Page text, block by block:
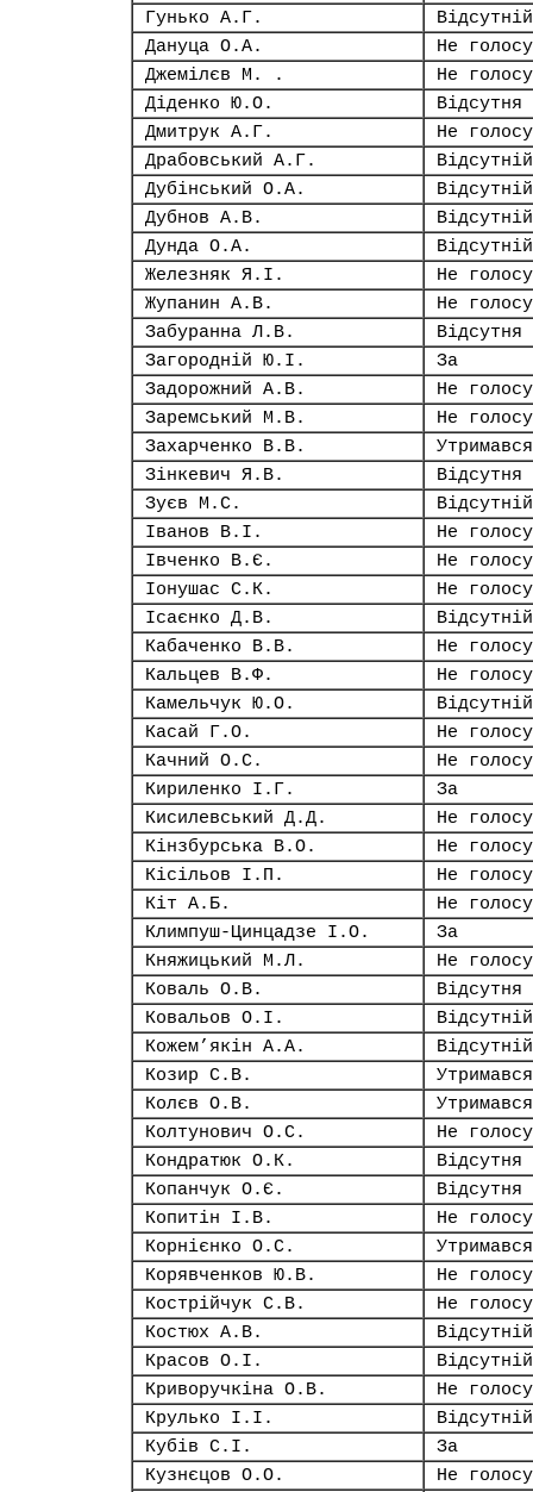
Гунько А.Г.
Відсутній
Дануца О.А.
Не
Джемілєв М. .
Не
Діденко Ю.О.
Відсутня
Дмитрук А.Г.
Не
Драбовський А.Г.
Відсутній
Дубінський О.А.
Відсутній
Дубнов А.В.
Відсутній
Дунда О.А.
Відсутній
Железняк Я.І.
Не
Жупанин А.В.
Не
Забуранна Л.В.
Відсутня
Загородній Ю.І.
За
Задорожний А.В.
Не
Заремський М.В.
Не
Захарченко В.В.
Утримався
Зінкевич Я.В.
Відсутня
Зуєв М.С.
Відсутній
Іванов В.І.
Не
Івченко В.Є.
Не
Іонушас С.К.
Не
Ісаєнко Д.В.
Відсутній
Кабаченко В.В.
Не
Кальцев В.Ф.
Не
Камельчук Ю.О.
Відсутній
Касай Г.О.
Не
Качний О.С.
Не
Кириленко І.Г.
За
Кисилевський Д.Д.
Не
Кінзбурська В.О.
Не
Кісільов І.П.
Не
Кіт А.Б.
Не
Климпуш-Цинцадзе І.О.
За
Княжицький М.Л.
Не
Коваль О.В.
Відсутня
Ковальов О.І.
Відсутній
Кожем’якін А.А.
Відсутній
Козир С.В.
Утримався
Колєв О.В.
Утримався
Колтунович О.С.
Не
Кондратюк О.К.
Відсутня
Копанчук О.Є.
Відсутня
Копитін І.В.
Не
Корнієнко О.С.
Утримався
Корявченков Ю.В.
Не
Кострійчук С.В.
Не
Костюх А.В.
Відсутній
Красов О.І.
Відсутній
Криворучкіна О.В.
Не
Крулько І.І.
Відсутній
Кубів С.І.
За
Кузнєцов О.О.
Не